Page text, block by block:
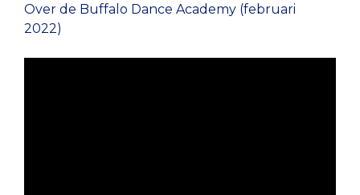
Over de Buffalo Dance Academy (februari
2022)